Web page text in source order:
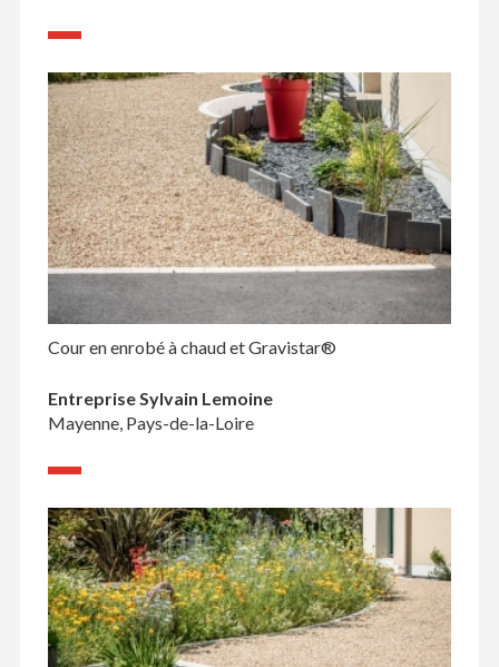
Cour en enrobé à chaud et Gravistar®
Entreprise Sylvain Lemoine
Mayenne, Pays-de-la-Loire